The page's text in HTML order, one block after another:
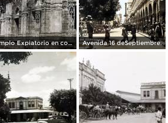
Templo Expiatorio en construccion. Avenida 16 deSeptiembre.